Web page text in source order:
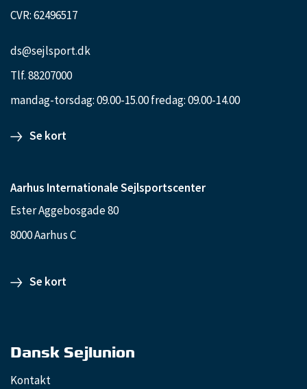
CVR: 62496517
ds@sejlsport.dk
Tlf. 88207000
mandag-torsdag: 09.00-15.00 fredag: 09.00-14.00
Se kort
Aarhus Internationale Sejlsportscenter
Ester Aggebosgade 80
8000 Aarhus C
Se kort
Dansk Sejlunion
Kontakt